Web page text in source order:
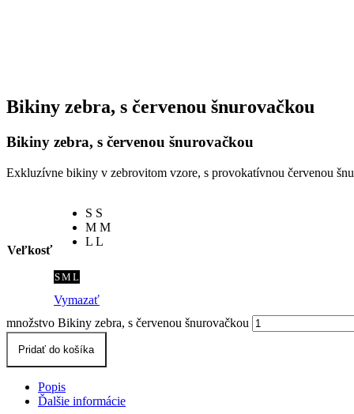
Bikiny zebra, s červenou šnurovačkou
Bikiny zebra, s červenou šnurovačkou
Exkluzívne bikiny v zebrovitom vzore, s provokatívnou červenou
Veľkosť
S S
M M
L L
SM L
Vymazať
množstvo Bikiny zebra, s červenou šnurovačkou
Pridať do košíka
Popis
Ďalšie informácie